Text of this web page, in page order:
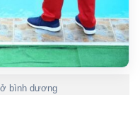
bình dương